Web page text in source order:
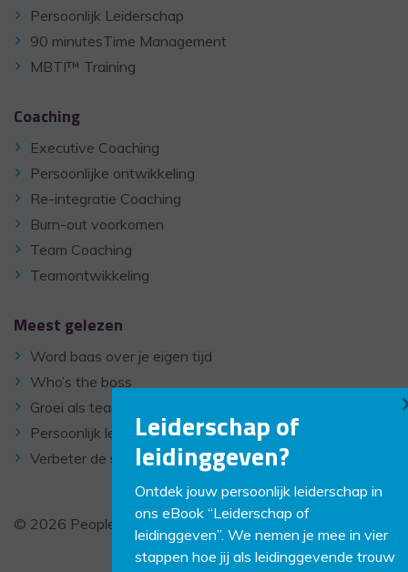
Persoonlijk Leiderschap
90 minutesTime Management
MBTI™ Training
Coaching
Executive Coaching
Persoonlijke ontwikkeling
Re-integratie Coaching
Burn-out voorkomen
Team Coaching
Teamontwikkeling
Meest gelezen
Word baas over je eigen tijd
Who’s the boss
Groei als team door zelfreflectie
Persoonlijk leiderschap
Verbeter de samenwerking in je team
© 2026 PeopleCoaching -Disclaimer- Links
Leiderschap of
leidinggeven?
Ontdek jouw persoonlijk leiderschap in
ons eBook “Leiderschap of
leidinggeven”. We nemen je mee in vier
stappen hoe jij als leidinggevende trouw